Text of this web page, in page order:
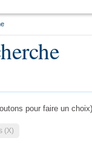
pour faire un choix)
(X)